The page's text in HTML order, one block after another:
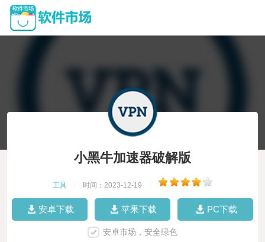
小黑牛加速器破解版
工具 时间：2023-12-19
安卓下载 苹果下载 PC下载
安卓市场，安全绿色